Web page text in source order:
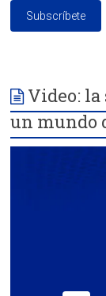
Video:
un mundo